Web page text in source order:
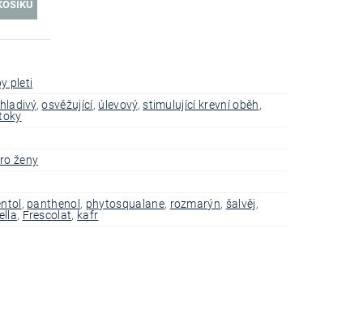
pleti
,osvěžující, úlevový,stimulující krevní oběh,
ženy
, panthenol , phytosqualane, rozmarýn, šalvěj,
, Frescolat, kafr